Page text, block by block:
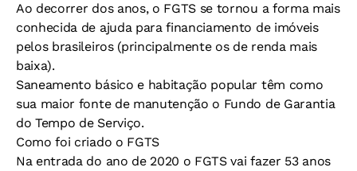
Ao decorrer dos anos, o FGTS se tornou a forma mais
conhecida de ajuda para financiamento de imóveis
pelos brasileiros (principalmente os de renda mais
baixa).
Saneamento básico e habitação popular têm como
sua maior fonte de manutenção o Fundo de Garantia
do Tempo de Serviço.
Como foi criado o FGTS
Na entrada do ano de 2020 o FGTS vai fazer 53 anos